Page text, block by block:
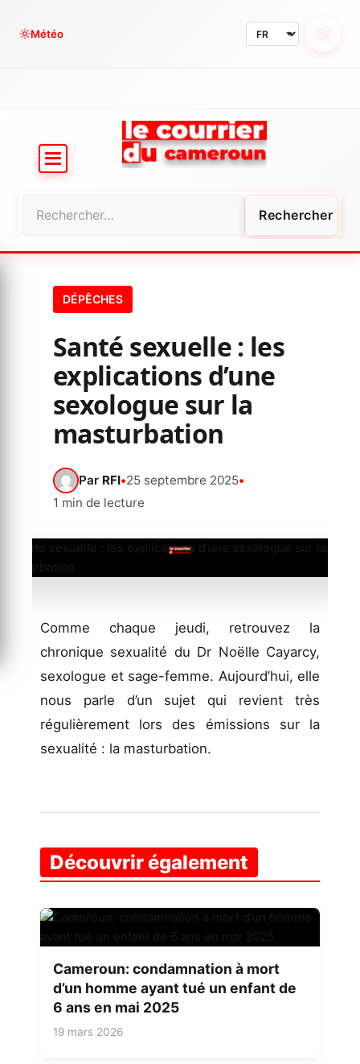
Météo
DÉPÊCHES
Santé sexuelle : les
explications d’une
sexologue sur la
masturbation
Par RFI•25 septembre 2025•
1 min de lecture
Comme chaque jeudi, retrouvez la
chronique sexualité du Dr Noëlle Cayarcy,
sexologue et sage-femme. Aujourd’hui, elle
nous parle d’un sujet qui revient très
régulièrement lors des émissions sur la
sexualité : la masturbation.
Découvrir également
Cameroun: condamnation à mort
d’un homme ayant tué un enfant de
6 ans en mai 2025
19 mars 2026